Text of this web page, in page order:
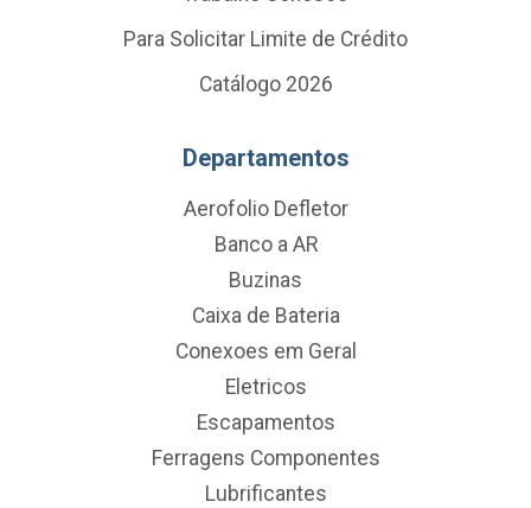
Para Solicitar Limite de Crédito
Catálogo 2026
Departamentos
Aerofolio Defletor
Banco a AR
Buzinas
Caixa de Bateria
Conexoes em Geral
Eletricos
Escapamentos
Ferragens Componentes
Lubrificantes